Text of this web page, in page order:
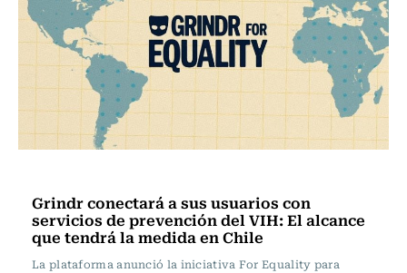
Grindr conectará a sus usuarios con
servicios de prevención del VIH: El alcance
que tendrá la medida en Chile
La plataforma anunció la iniciativa For Equality para